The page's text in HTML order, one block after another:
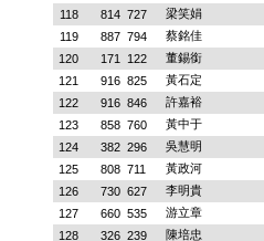
118
814 727
梁笑娟
119
887 794
蔡銘佳
120
171 122
董錫銜
121
916 825
黃石定
122
916 846
許嘉裕
123
858 760
黃中于
124
382 296
吳慧明
125
808 711
黃政河
126
730 627
李明貴
127
660 535
游立章
128
326 239 陳培忠